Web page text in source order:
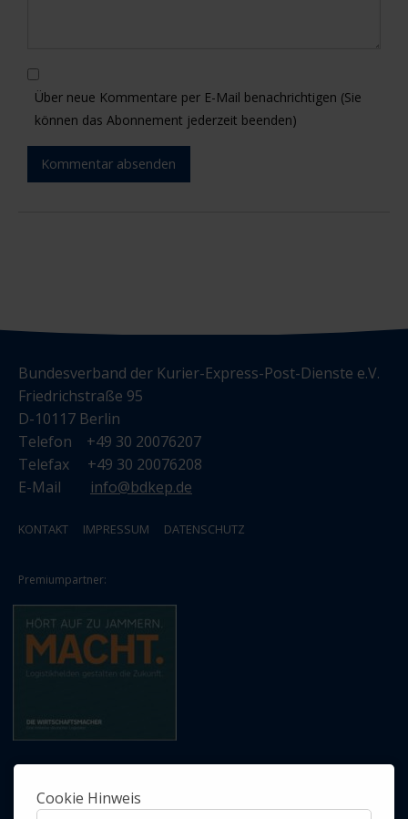
Über neue Kommentare per E-Mail benachrichtigen (Sie
können das Abonnement jederzeit beenden)
Kommentar absenden
Bundesverband der Kurier-Express-Post-Dienste e.V.
Friedrichstraße 95
D-10117 Berlin
Telefon +49 30 20076207
Telefax +49 30 20076208
E-Mail info@bdkep.de
KONTAKT IMPRESSUM DATENSCHUTZ
Premiumpartner:
Ab jetzt nichts
Cookie Hinweis